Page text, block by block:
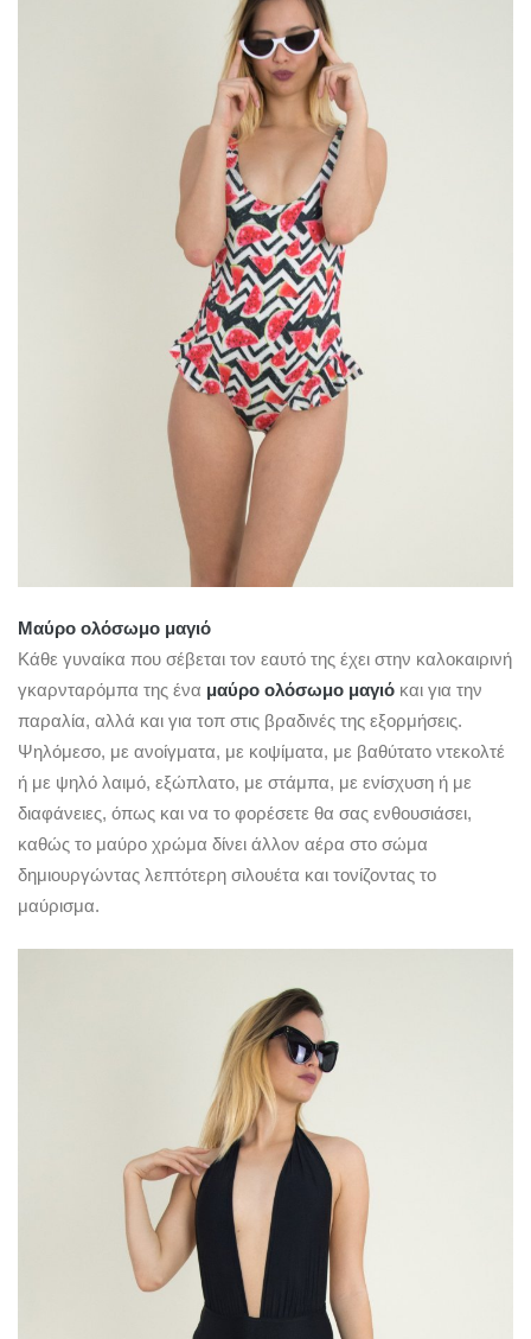
Μαύρο ολόσωμο μαγιό
Κάθε γυναίκα που σέβεται τον εαυτό της έχει στην καλοκαιρινή
γκαρνταρόμπα της ένα μαύρο ολόσωμο μαγιό και για την
παραλία, αλλά και για τοπ στις βραδινές της εξορμήσεις.
Ψηλόμεσο, με ανοίγματα, με κοψίματα, με βαθύτατο ντεκολτέ
ή με ψηλό λαιμό, εξώπλατο, με στάμπα, με ενίσχυση ή με
διαφάνειες, όπως και να το φορέσετε θα σας ενθουσιάσει,
καθώς το μαύρο χρώμα δίνει άλλον αέρα στο σώμα
δημιουργώντας λεπτότερη σιλουέτα και τονίζοντας το
μαύρισμα.